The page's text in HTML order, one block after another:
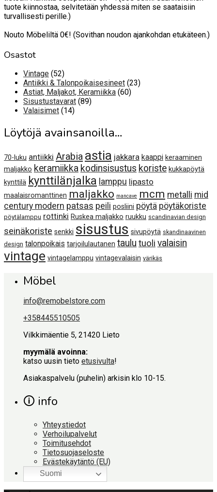
tuote kiinnostaa, selvitetään yhdessä miten se saataisiin
turvallisesti perille.)
Nouto Möbeliltä 0€! (Sovithan noudon ajankohdan etukäteen.)
Osastot
Vintage 5252
tuotetta
Antiikki & Talonpoikaisesineet 2323
Astiat, Maljakot, Keramiikka 6060
Sisustustavarat 8989
Valaisimet 1414
Löytöjä avainsanoilla…
70-luku antiikki Arabia astia jakkara kaappi keraaminen
maljakko keramiikka kodinsisustus koriste kukkapöytä
kynttilä kynttilänjalka lamppu lipasto
maalaisromanttinen maljakko mancave mcm metalli mid
century modern patsas peili posliini pöytä pöytäkoriste
pöytälamppu rottinki Ruskea maljakko ruukku scandinavian design
seinäkoriste senkki sisustus sivupöytä skandinaavinen
design talonpoikais tarjoilulautanen taulu tuoli valaisin
vintage vintagelamppu vintagevalaisin värikäs
Möbel
info@remobelstore.com
+358445510505
Vilkkimäentie 5, 21420 Lieto
myymälä avoinna:
katso uusin tieto etusivulta!
Asiakaspalvelu (puhelin) arkisin klo 10-15.
🛈 info
Yhteystiedot
Verhoilupalvelut
Toimitusehdot
Tietosuojaseloste
Evästekäytäntö (EU)
Suomi